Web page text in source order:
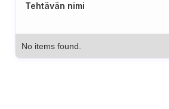
Tehtävän nimi
No items found.